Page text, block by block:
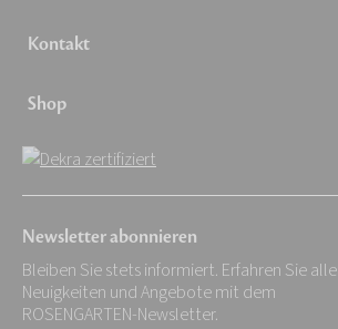
Kontakt
Shop
Newsletter abonnieren
Bleiben Sie stets informiert. Erfahren Sie alle
Neuigkeiten und Angebote mit dem
ROSENGARTEN-Newsletter.